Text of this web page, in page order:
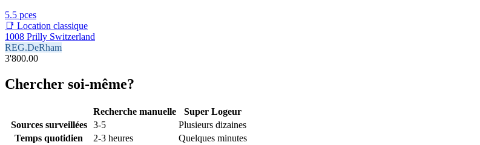
5.5 pces
📑 Location classique
1008 Prilly Switzerland
REG.DeRham
3'800.00
Chercher soi-même?
Recherche manuelle
Super Logeur
Sources surveillées
3-5
Plusieurs dizaines
Temps quotidien
2-3 heures
Quelques minutes